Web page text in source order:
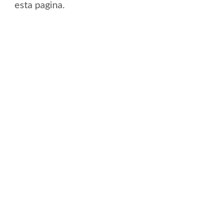
esta pagina.